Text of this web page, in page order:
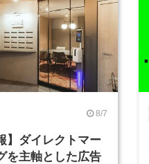
8/7
】ダイレクトマー
を主軸とした広告